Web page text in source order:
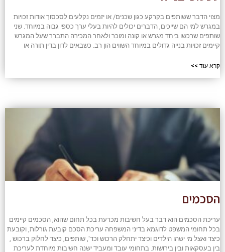
מצוי הדבר ששותפים בקרקע כגון שכנים/ או יזמים נקלעים לסכסוך אודות זכויות
במגרש למי הם שייכים, הדברים יכולים להיות בעלי ערך כספי גבוה במיוחד. שני
שותפים שרכשו ביחד מגרש או קונה ומוכר ולאחר המכירה התברר שעל המגרש
קיימים זכויות בנייה גדולים במיוחד השווים הון רב. כשבאים לדון בדין תורה או
קרא עוד >>
הסכמים
עריכת הסכמים הוא דבר בעל חשיבות מכרעת בכל תחום שהוא, הסכמים קיימים
בכל תחומי המשפט לדוגמא בדיני המשפחה עריכת הסכם קובעת גורלות, וקובעת
כיצד ואצל מי ישהו הילדים וכיצד יתחלק הרכוש וכד', שותפים, כיצד לחלוק ברכוש ,
בין בעסקאות ובין בירושות. בתחומי עובד ומעביד ישנה חשיבות מיוחדת לעריכת